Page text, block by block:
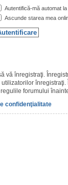
Autentifică-mă automat
Ascunde starea mea
vă înregistraţi.
forumului
confidenţialitate